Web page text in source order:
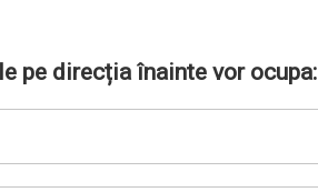
pe direcția înainte vor ocupa: